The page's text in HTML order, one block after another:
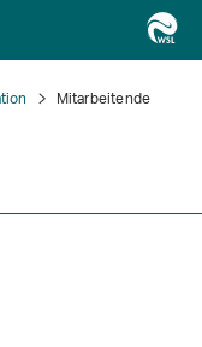
Mitarbeitende